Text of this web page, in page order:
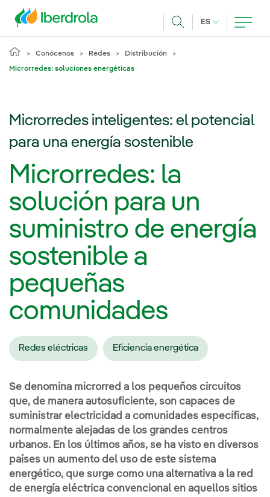
ES IDIOMA
Conócenos Redes Distribución
Microrredes: soluciones energéticas
Microrredes inteligentes: el potencial
para una energía sostenible
Microrredes: la
solución para un
suministro de energía
sostenible a
pequeñas
comunidades
Redes eléctricas Eficiencia energética
Se denomina microrred a los pequeños circuitos
que, de manera autosuficiente, son capaces de
suministrar electricidad a comunidades específicas,
normalmente alejadas de los grandes centros
urbanos. En los últimos años, se ha visto en diversos
países un aumento del uso de este sistema
energético, que surge como una alternativa a la red
de energía eléctrica convencional en aquellos sitios